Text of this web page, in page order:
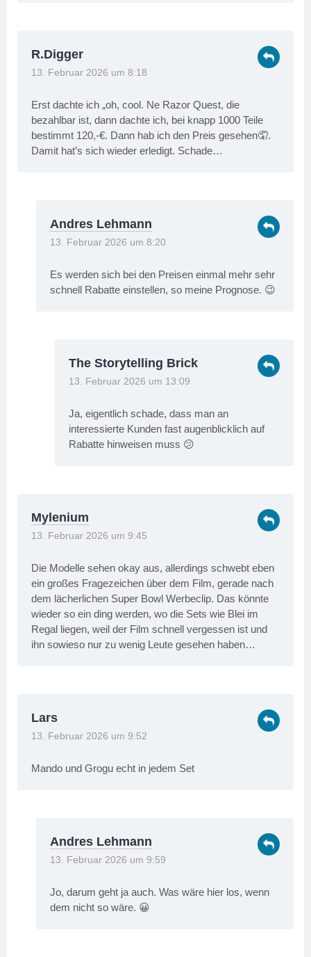
R.Digger
13. Februar 2026 um 8:18
Erst dachte ich „oh, cool. Ne Razor Quest, die
bezahlbar ist, dann dachte ich, bei knapp 1000 Teile
bestimmt 120,-€. Dann hab ich den Preis gesehen🤦.
Damit hat’s sich wieder erledigt. Schade…
Andres Lehmann
13. Februar 2026 um 8:20
Es werden sich bei den Preisen einmal mehr sehr
schnell Rabatte einstellen, so meine Prognose. 😉
The Storytelling Brick
13. Februar 2026 um 13:09
Ja, eigentlich schade, dass man an
interessierte Kunden fast augenblicklich auf
Rabatte hinweisen muss 😕
Mylenium
13. Februar 2026 um 9:45
Die Modelle sehen okay aus, allerdings schwebt eben
ein großes Fragezeichen über dem Film, gerade nach
dem lächerlichen Super Bowl Werbeclip. Das könnte
wieder so ein ding werden, wo die Sets wie Blei im
Regal liegen, weil der Film schnell vergessen ist und
ihn sowieso nur zu wenig Leute gesehen haben…
Lars
13. Februar 2026 um 9:52
Mando und Grogu echt in jedem Set
Andres Lehmann
13. Februar 2026 um 9:59
Jo, darum geht ja auch. Was wäre hier los, wenn
dem nicht so wäre. 😀